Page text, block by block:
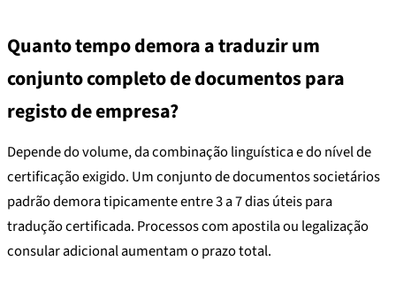
Quanto tempo demora a traduzir um
conjunto completo de documentos para
registo de empresa?
Depende do volume, da combinação linguística e do nível de
certificação exigido. Um conjunto de documentos societários
padrão demora tipicamente entre 3 a 7 dias úteis para
tradução certificada. Processos com apostila ou legalização
consular adicional aumentam o prazo total.